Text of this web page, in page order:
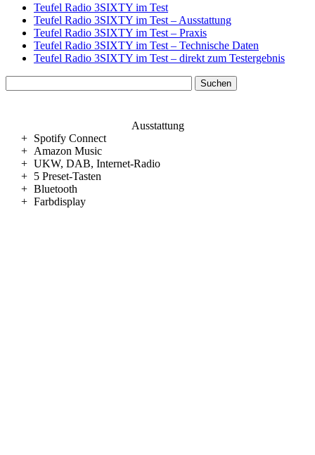
Teufel Radio 3SIXTY im Test
Teufel Radio 3SIXTY im Test – Ausstattung
Teufel Radio 3SIXTY im Test – Praxis
Teufel Radio 3SIXTY im Test – Technische Daten
Teufel Radio 3SIXTY im Test – direkt zum Testergebnis
Ausstattung
+ Spotify Connect
+ Amazon Music
+ UKW, DAB, Internet-Radio
+ 5 Preset-Tasten
+ Bluetooth
+ Farbdisplay